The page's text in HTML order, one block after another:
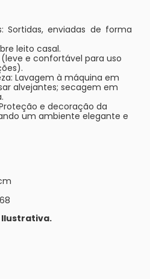
Sortidas, enviadas de forma
leito casal.
e confortável para uso
Lavagem à máquina em
alvejantes; secagem em
e decoração da
um ambiente elegante e